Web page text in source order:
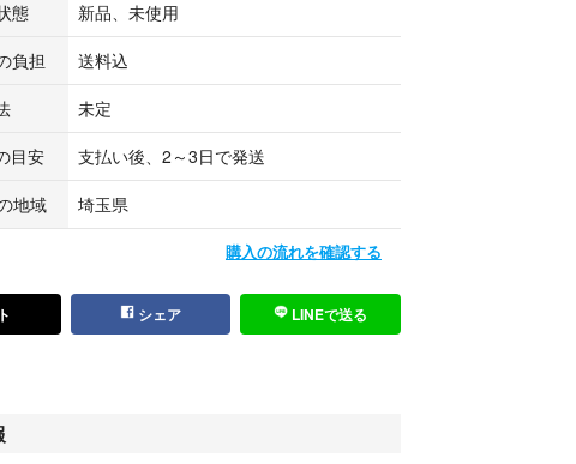
1,000円引き
していただければ
にお値引きさせて頂きます。
せてコメント下さい。
な着心地
即購入可能です。
態
新品、未使用
負担
送料込
未定
目安
支払い後、2～3日で発送
地域
埼玉県
購入の流れを確認する
シェア LINEで送る